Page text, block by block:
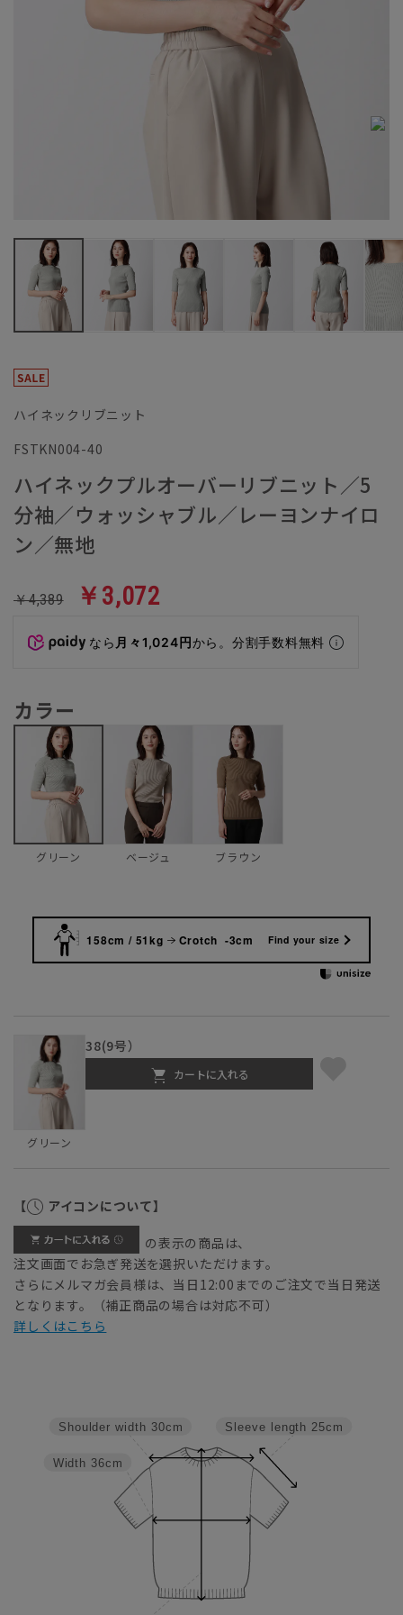
ハイネックリブニット
FSTKN004-40
ハイネックプルオーバーリブニット／5
分袖／ウォッシャブル／レーヨンナイロ
ン／無地
￥4,389 ￥3,072
なら 月々1,024円から。分割手数料無料
カラー
グリーン ベージュ ブラウン
158cm / 51kg Crotch -3cm Find your size
グリーン
38(9号）
カートに入れる
【 アイコンについて】
の表示の商品は、
注文画面でお急ぎ発送を選択いただけます。
さらにメルマガ会員様は、当日12:00までのご注文で当日発送
となります。（補正商品の場合は対応不可）
詳しくはこちら
Sleeve length 25cm
Width 36cm
Shoulder width 30cm